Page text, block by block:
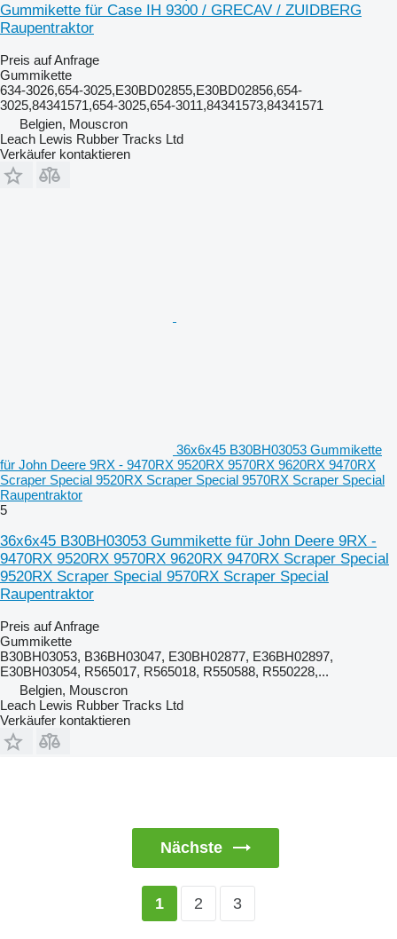
Gummikette für Case IH 9300 / GRECAV / ZUIDBERG
Raupentraktor
Preis auf Anfrage
Gummikette
634-3026,654-3025,E30BD02855,E30BD02856,654-
3025,84341571,654-3025,654-3011,84341573,84341571
Belgien, Mouscron
Leach Lewis Rubber Tracks Ltd
Verkäufer kontaktieren
36x6x45 B30BH03053 Gummikette
für John Deere 9RX - 9470RX 9520RX 9570RX 9620RX 9470RX
Scraper Special 9520RX Scraper Special 9570RX Scraper Special
Raupentraktor
5
36x6x45 B30BH03053 Gummikette für John Deere 9RX -
9470RX 9520RX 9570RX 9620RX 9470RX Scraper Special
9520RX Scraper Special 9570RX Scraper Special
Raupentraktor
Preis auf Anfrage
Gummikette
B30BH03053, B36BH03047, E30BH02877, E36BH02897,
E30BH03054, R565017, R565018, R550588, R550228,...
Belgien, Mouscron
Leach Lewis Rubber Tracks Ltd
Verkäufer kontaktieren
Nächste
1 2 3